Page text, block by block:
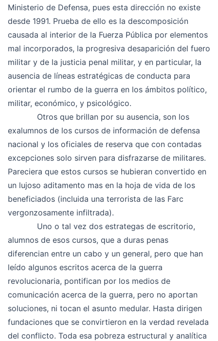
Ministerio de Defensa, pues esta dirección no existe
desde 1991. Prueba de ello es la descomposición
causada al interior de la Fuerza Pública por elementos
mal incorporados, la progresiva desaparición del fuero
militar y de la justicia penal militar, y en particular, la
ausencia de líneas estratégicas de conducta para
orientar el rumbo de la guerra en los ámbitos político,
militar, económico, y psicológico.
Otros que brillan por su ausencia, son los
exalumnos de los cursos de información de defensa
nacional y los oficiales de reserva que con contadas
excepciones solo sirven para disfrazarse de militares.
Pareciera que estos cursos se hubieran convertido en
un lujoso aditamento mas en la hoja de vida de los
beneficiados (incluida una terrorista de las Farc
vergonzosamente infiltrada).
Uno o tal vez dos estrategas de escritorio,
alumnos de esos cursos, que a duras penas
diferencian entre un cabo y un general, pero que han
leído algunos escritos acerca de la guerra
revolucionaria, pontifican por los medios de
comunicación acerca de la guerra, pero no aportan
soluciones, ni tocan el asunto medular. Hasta dirigen
fundaciones que se convirtieron en la verdad revelada
del conflicto. Toda esa pobreza estructural y analítica